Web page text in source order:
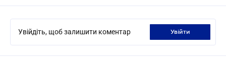
Увійдіть, щоб залишити коментар увійти